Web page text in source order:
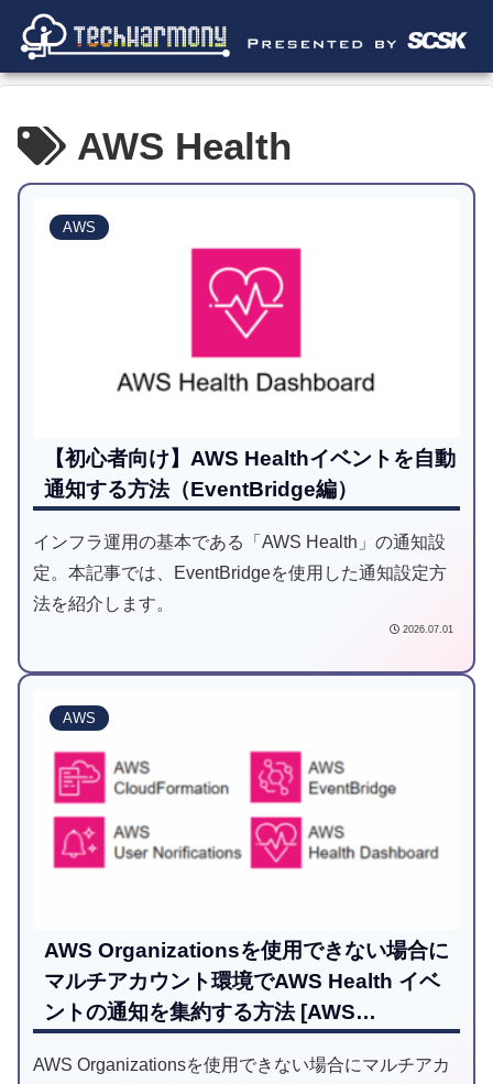
AWS Health
AWS
【初心者向け】AWS Healthイベントを自動
通知する方法（EventBridge編）
インフラ運用の基本である「AWS Health」の通知設
定。本記事では、EventBridgeを使用した通知設定方
法を紹介します。
2026.07.01
AWS
AWS Organizationsを使用できない場合に
マルチアカウント環境でAWS Health イベ
ントの通知を集約する方法 [AWS
AWS Organizationsを使用できない場合にマルチアカ